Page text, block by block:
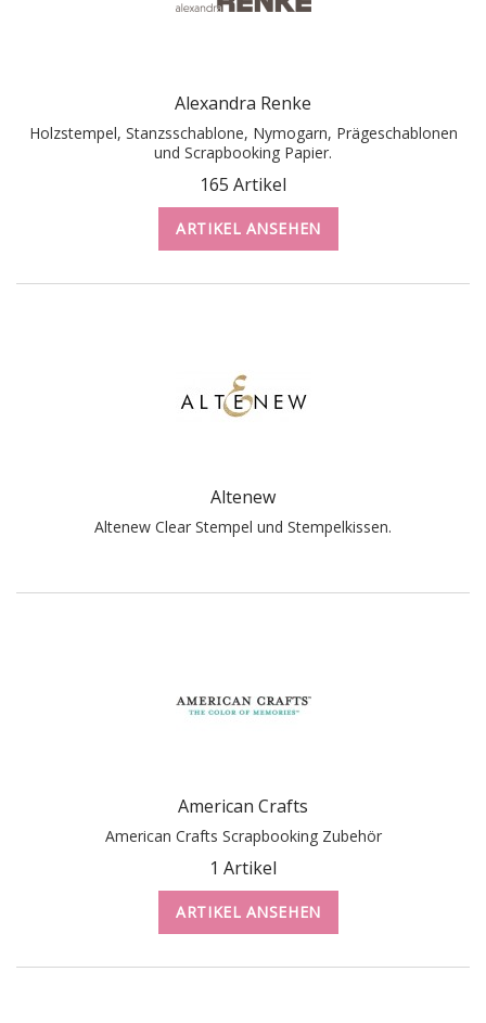
Alexandra Renke
Holzstempel, Stanzsschablone, Nymogarn, Prägeschablonen
und Scrapbooking Papier.
165 Artikel
ARTIKEL ANSEHEN
Altenew
Altenew Clear Stempel und Stempelkissen.
American Crafts
American Crafts Scrapbooking Zubehör
1 Artikel
ARTIKEL ANSEHEN